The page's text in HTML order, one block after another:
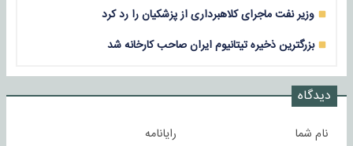
وزیر نفت ماجرای کلاهبرداری از پزشکیان را رد کرد
بزرگترین ذخیره تیتانیوم ایران صاحب کارخانه شد
دیدگاه
نام شما رایانامه